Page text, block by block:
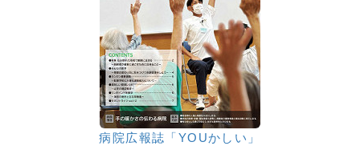
病院広報誌「YOUかしい」